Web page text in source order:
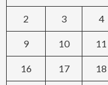
2 3 4
9 10 11
16 17 18